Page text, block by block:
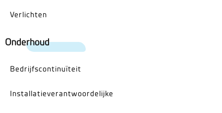
Verlichten
Onderhoud
Bedrijfscontinuïteit
Installatieverantwoordelijke